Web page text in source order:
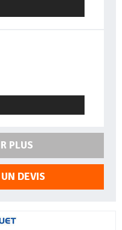
PLUS
DEVIS